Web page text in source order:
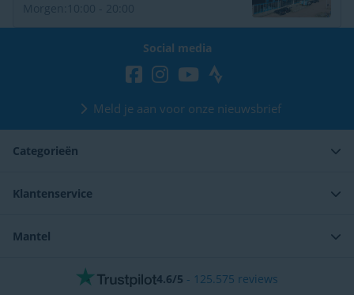
Social media
Meld je aan voor onze nieuwsbrief
Categorieën
Klantenservice
Mantel
4.6/5 - 125.575 reviews